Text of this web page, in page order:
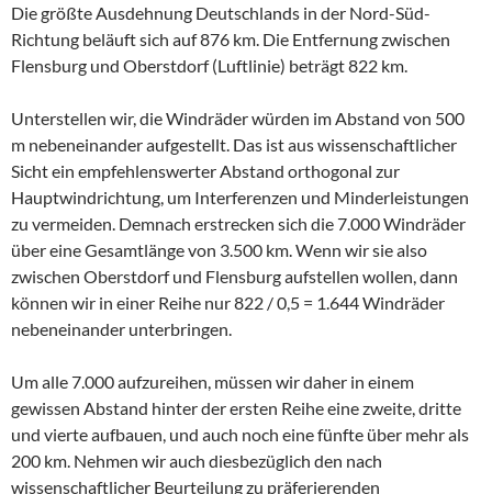
Die größte Ausdehnung Deutschlands in der Nord-Süd-
Richtung beläuft sich auf 876 km. Die Entfernung zwischen
Flensburg und Oberstdorf (Luftlinie) beträgt 822 km.
Unterstellen wir, die Windräder würden im Abstand von 500
m nebeneinander aufgestellt. Das ist aus wissenschaftlicher
Sicht ein empfehlenswerter Abstand orthogonal zur
Hauptwindrichtung, um Interferenzen und Minderleistungen
zu vermeiden. Demnach erstrecken sich die 7.000 Windräder
über eine Gesamtlänge von 3.500 km. Wenn wir sie also
zwischen Oberstdorf und Flensburg aufstellen wollen, dann
können wir in einer Reihe nur 822 / 0,5 = 1.644 Windräder
nebeneinander unterbringen.
Um alle 7.000 aufzureihen, müssen wir daher in einem
gewissen Abstand hinter der ersten Reihe eine zweite, dritte
und vierte aufbauen, und auch noch eine fünfte über mehr als
200 km. Nehmen wir auch diesbezüglich den nach
wissenschaftlicher Beurteilung zu präferierenden